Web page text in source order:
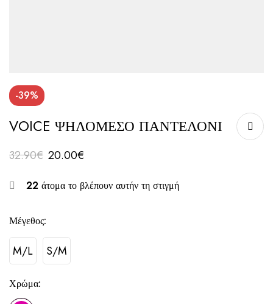
-39%
VOICE ΨΗΛΟΜΕΣΟ ΠΑΝΤΕΛΟΝΙ
32.90€ 20.00€
22 άτομα το βλέπουν αυτήν τη στιγμή
Μέγεθος:
M/L S/M
Χρώμα: